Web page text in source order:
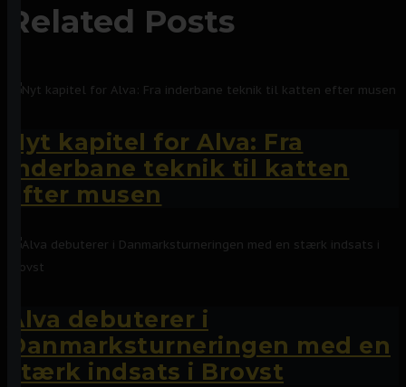
Related Posts
Nyt kapitel for Alva: Fra
inderbane teknik til katten
efter musen
Alva debuterer i
Danmarksturneringen med en
stærk indsats i Brovst